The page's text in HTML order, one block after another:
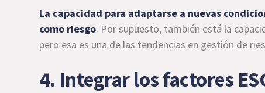
La capacidad para adaptarse a nuevas
como riesgo. Por supuesto, también está la
pero esa es una de las tendencias en gestión de
4. Integrar los factores